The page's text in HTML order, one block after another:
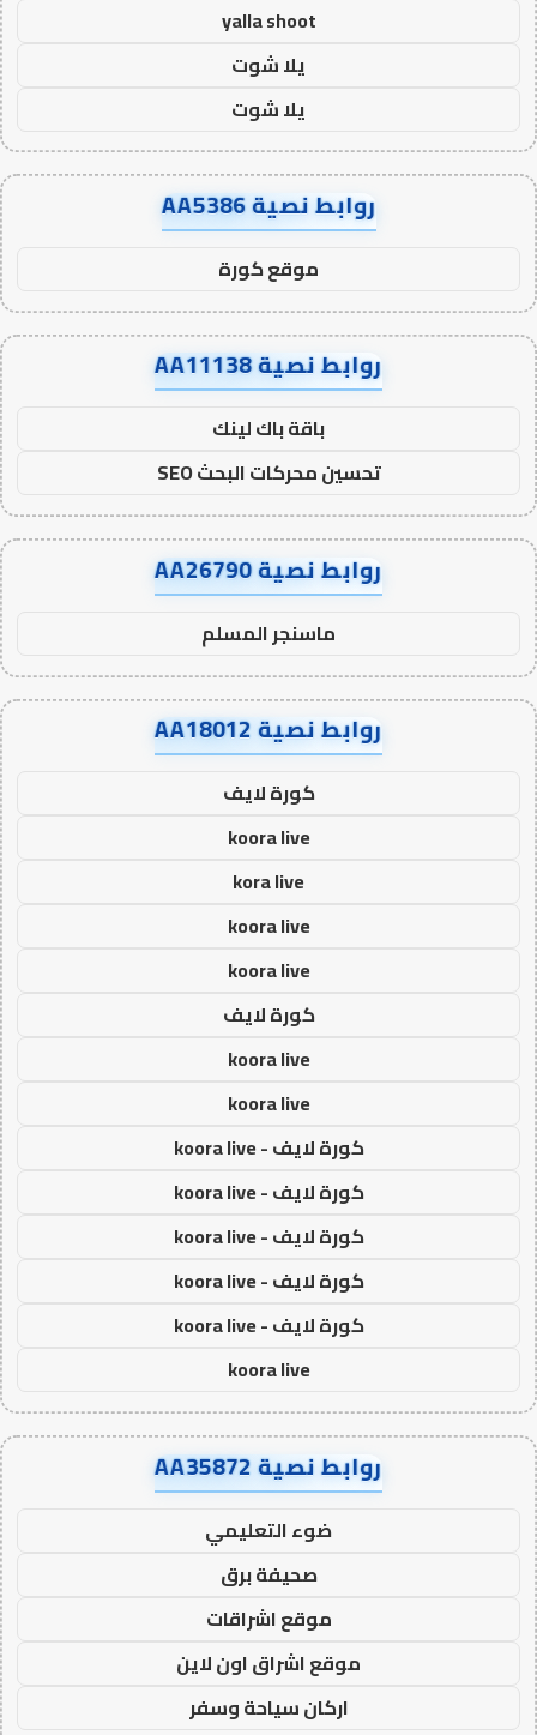
yalla shoot
يلا شوت
يلا شوت
روابط نصية AA5386
موقع كورة
روابط نصية AA11138
باقة باك لينك
تحسين محركات البحث SEO
روابط نصية AA26790
ماسنجر المسلم
روابط نصية AA18012
كورة لايف
koora live
kora live
koora live
koora live
كورة لايف
koora live
koora live
كورة لايف - koora live
كورة لايف - koora live
كورة لايف - koora live
كورة لايف - koora live
كورة لايف - koora live
koora live
روابط نصية AA35872
ضوء التعليمي
صحيفة برق
موقع اشراقات
موقع اشراق اون لاين
اركان سياحة وسفر